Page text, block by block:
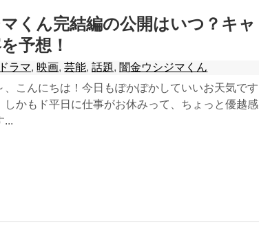
くん完結編の公開はいつ？キャ
予想！
ドラマ, 映画,芸能,話題, 闇金ウシジマくん
、こんにちは！今日もぽかぽかしていいお天気です
しかもド平日に仕事がお休みって、ちょっと優越感
...